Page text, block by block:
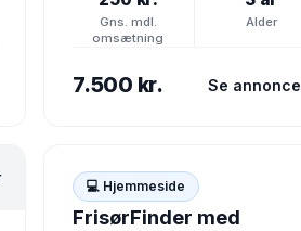
et affiliate…
Gns. mdl.
omsætning
Alder
7.500 kr. Se annonce
💻
💻 Hjemmeside
FrisørFinder med